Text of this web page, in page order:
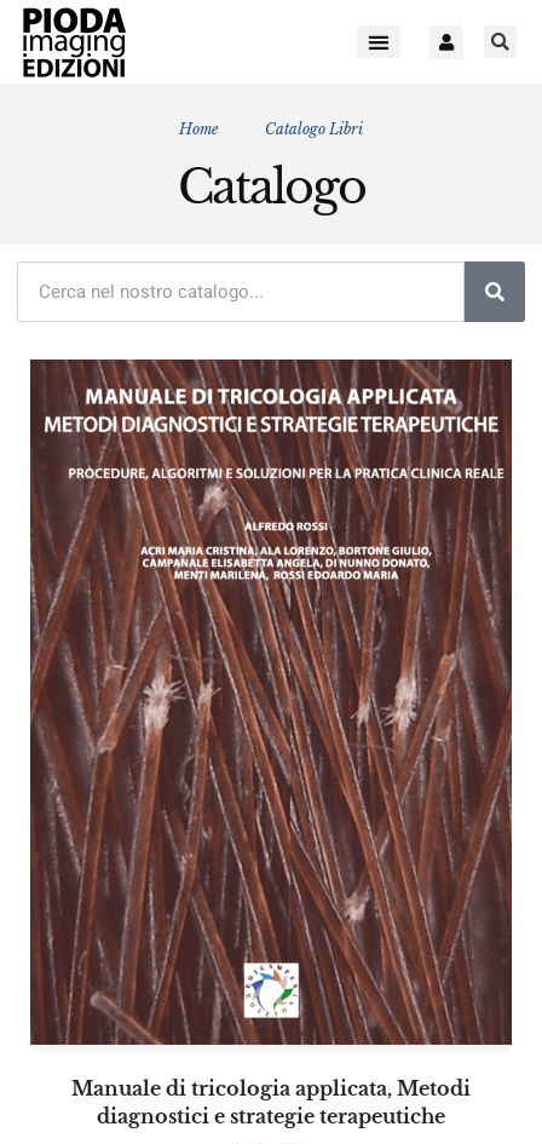
Home Catalogo Libri
Catalogo
Manuale di tricologia applicata, Metodi
diagnostici e strategie terapeutiche